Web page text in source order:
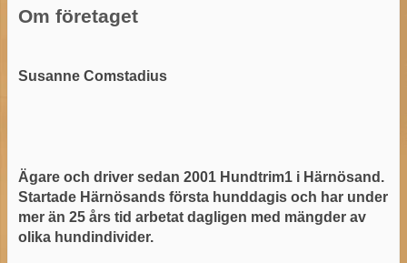
Om företaget
Susanne Comstadius
Ägare och driver sedan 2001 Hundtrim1 i Härnösand.
Startade Härnösands första hunddagis och har under
mer än 25 års tid arbetat dagligen med mängder av
olika hundindivider.